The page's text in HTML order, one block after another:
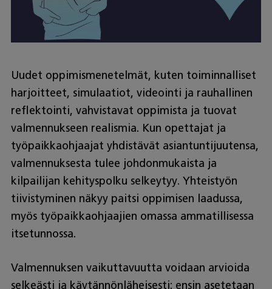
Uudet oppimismenetelmät, kuten toiminnalliset
harjoitteet, simulaatiot, videointi ja rauhallinen
reflektointi, vahvistavat oppimista ja tuovat
valmennukseen realismia. Kun opettajat ja
työpaikkaohjaajat yhdistävät asiantuntijuutensa,
valmennuksesta tulee johdonmukaista ja
kilpailijan kehityspolku selkeytyy. Yhteistyön
tiivistyminen näkyy paitsi oppimisen laadussa,
myös työpaikkaohjaajien omassa ammatillisessa
itsetunnossa.
Valmennuksen vaikuttavuutta voidaan arvioida
selkeästi ja käytännönläheisesti: ensin asetetaan